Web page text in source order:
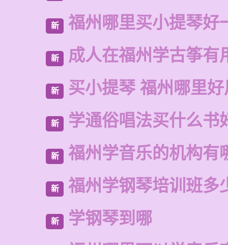
新 福州哪里买小提琴好
新 成人在福州学古筝有
新 买小提琴 福州哪里
新 学通俗唱法买什么书
新 福州学音乐的机构有
新 福州学钢琴培训班多
新
学钢琴到哪